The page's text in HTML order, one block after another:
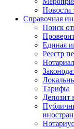
Новости
Справочная
Поиск
Единая
Реестр
Тарифы
Депозит